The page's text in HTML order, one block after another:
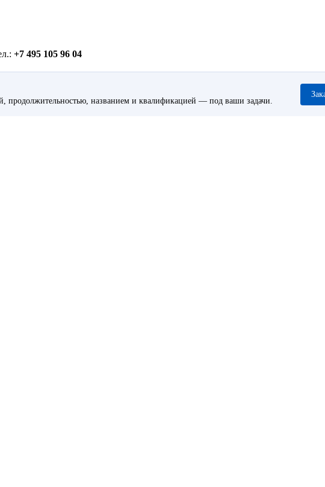
+7 495 105 96 04
продолжительностью, названием и квалификацией — под ваши задачи.